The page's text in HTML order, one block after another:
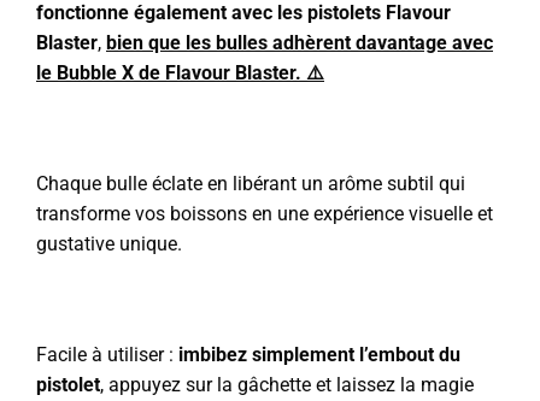
fonctionne également avec les pistolets Flavour
Blaster, bien que les bulles adhèrent davantage avec
le Bubble X de Flavour Blaster. ⚠️
Chaque bulle éclate en libérant un arôme subtil qui
transforme vos boissons en une expérience visuelle et
gustative unique.
Facile à utiliser : imbibez simplement l’embout du
pistolet, appuyez sur la gâchette et laissez la magie